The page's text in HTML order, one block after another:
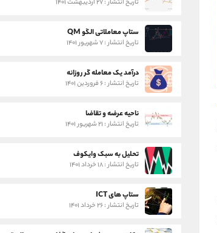
تاریخ انتشار : ۲۷ اردیبهشت ۱۴۰۱
ستاپ معاملاتی الگو QM
تاریخ انتشار : ۷ شهریور ۱۴۰۱
درآمد یک معامله گر روزانه
تاریخ انتشار : ۶ فروردین ۱۴۰۱
ناحیه عرضه و تقاضا
تاریخ انتشار : ۲۱ شهریور ۱۴۰۱
تحلیل به سبک وایکوف
تاریخ انتشار : ۱۸ خرداد ۱۴۰۱
ستاپ های ICT
تاریخ انتشار : ۲۶ خرداد ۱۴۰۱